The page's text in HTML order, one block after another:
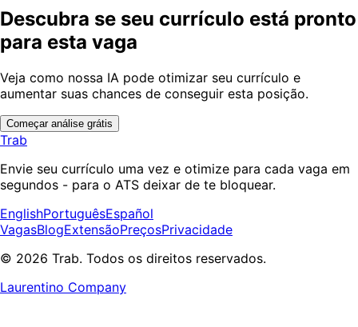
Descubra se seu currículo está pronto
para esta vaga
Veja como nossa IA pode otimizar seu currículo e
aumentar suas chances de conseguir esta posição.
Começar análise grátis
Trab
Envie seu currículo uma vez e otimize para cada vaga em
segundos - para o ATS deixar de te bloquear.
EnglishPortuguêsEspañol
VagasBlogExtensãoPreçosPrivacidade
© 2026 Trab. Todos os direitos reservados.
Laurentino Company